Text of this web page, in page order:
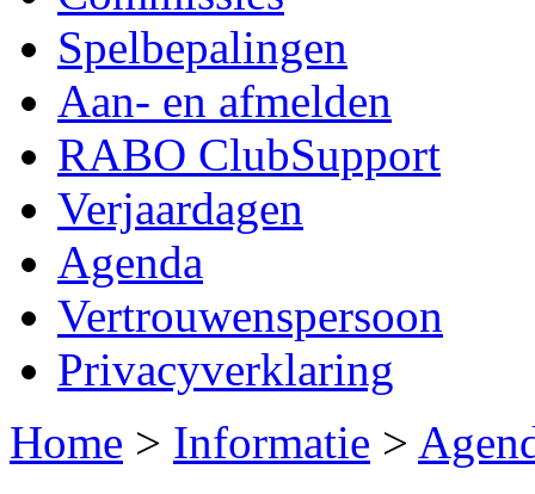
Spelbepalingen
Aan- en afmelden
RABO ClubSupport
Verjaardagen
Agenda
Vertrouwenspersoon
Privacyverklaring
Home > Informatie >